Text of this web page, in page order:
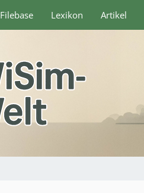
Filebase Lexikon Artikel